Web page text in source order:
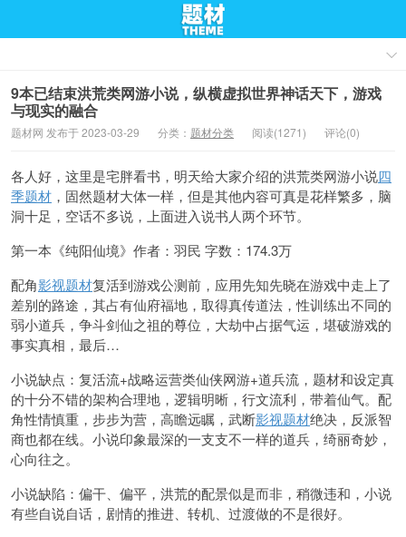
9本已结束洪荒类网游小说，纵横虚拟世界神话天下，游戏
与现实的融合
题材网 发布于 2023-03-29 分类： 题材分类 阅读(1271) 评论(0)
各人好，这里是宅胖看书，明天给大家介绍的洪荒类网游小说四
季题材 ，固然题材大体一样，但是其他内容可真是花样繁多，脑
洞十足，空话不多说，上面进入说书人两个环节。
第一本《纯阳仙境》作者：羽民 字数：174.3万
配角影视题材复活到游戏公测前，应用先知先晓在游戏中走上了
差别的路途，其占有仙府福地，取得真传道法，性训练出不同的
弱小道兵，争斗剑仙之祖的尊位，大劫中占据气运，堪破游戏的
事实真相，最后…
小说缺点：复活流+战略运营类仙侠网游+道兵流，题材和设定真
的十分不错的架构合理地，逻辑明晰，行文流利，带着仙气。配
角性情慎重，步步为营，高瞻远瞩，武断影视题材绝决，反派智
商也都在线。小说印象最深的一支支不一样的道兵，绮丽奇妙，
心向往之。
小说缺陷：偏干、偏平，洪荒的配景似是而非，稍微违和，小说
有些自说自话，剧情的推进、转机、过渡做的不是很好。